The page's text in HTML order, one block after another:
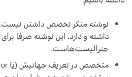
نوشته منکر تخصص داشتن
داشته و دارد. این نوشته صرفا
جنرالیست‌هاست.